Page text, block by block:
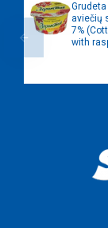
Grudeta
aviečių
7%
with